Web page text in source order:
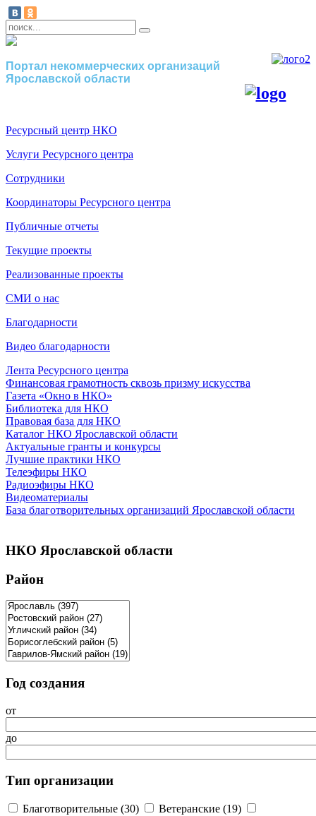
Портал некоммерческих организаций
Ярославской области
Ресурсный центр НКО
Услуги Ресурсного центра
Сотрудники
Координаторы Ресурсного центра
Публичные отчеты
Текущие проекты
Реализованные проекты
СМИ о нас
Благодарности
Видео благодарности
Лента Ресурсного центра
Финансовая грамотность сквозь призму искусства
Газета «Окно в НКО»
Библиотека для НКО
Правовая база для НКО
Каталог НКО Ярославской области
Актуальные гранты и конкурсы
Лучшие практики НКО
Телеэфиры НКО
Радиоэфиры НКО
Видеоматериалы
База благотворительных организаций Ярославской области
НКО Ярославской области
Район
Год создания
от
до
Тип организации
Благотворительные (30)
Ветеранские (19)